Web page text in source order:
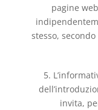
pagine
stesso,
5.
invita,